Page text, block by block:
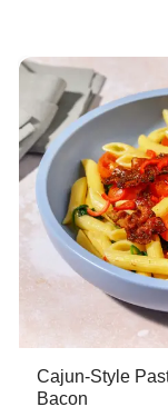
Cajun-Style
Bacon